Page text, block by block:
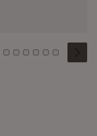
4 5 6 7
Kachel: 8
Zu Kachel: 9
Zu Kachel: 10
Zu Kachel: 11
Zu Kachel: 12
Zu Kachel:
Zu